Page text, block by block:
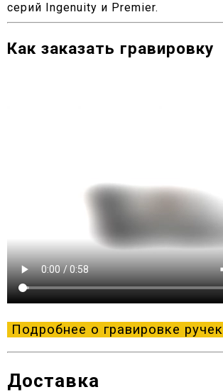
серий Ingenuity и Premier.
Как заказать гравировку
Подробнее о гравировке ручек
Доставка